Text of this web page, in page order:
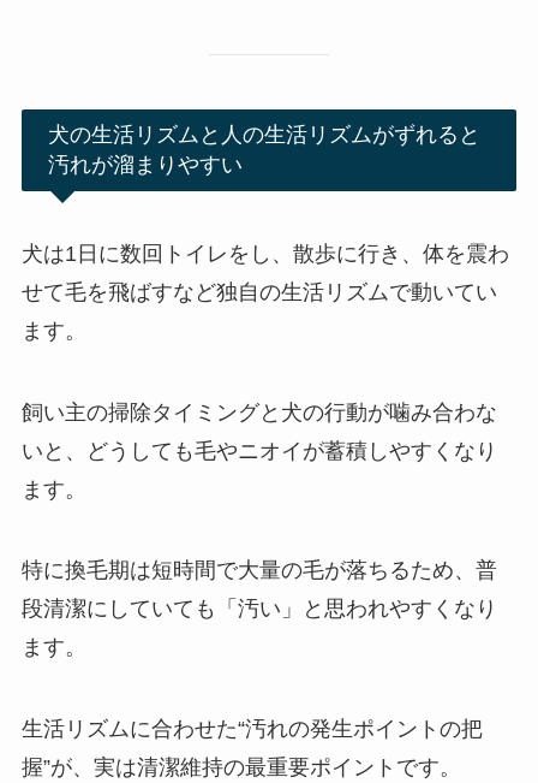
犬の生活リズムと人の生活リズムがずれると
汚れが溜まりやすい
犬は1日に数回トイレをし、散歩に行き、体を震わ
せて毛を飛ばすなど独自の生活リズムで動いてい
ます。
飼い主の掃除タイミングと犬の行動が噛み合わな
いと、どうしても毛やニオイが蓄積しやすくなり
ます。
特に換毛期は短時間で大量の毛が落ちるため、普
段清潔にしていても「汚い」と思われやすくなり
ます。
生活リズムに合わせた“汚れの発生ポイントの把
握”が、実は清潔維持の最重要ポイントです。